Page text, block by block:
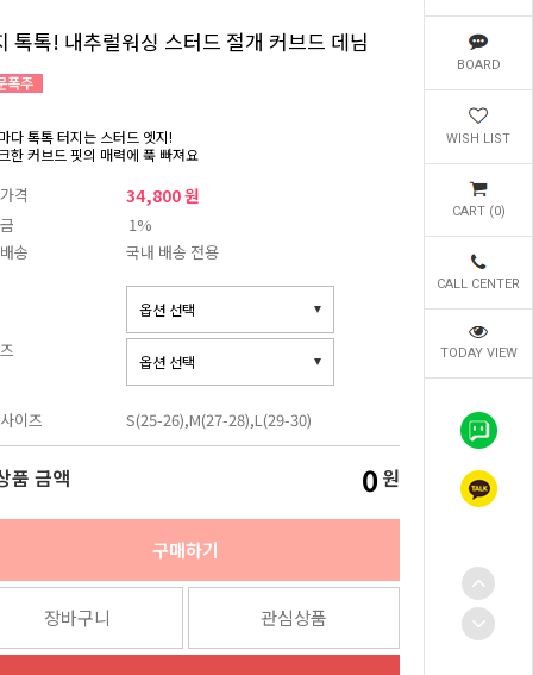
BOARD
WISH LIST
CART (0)
CALL CENTER
TODAY VIEW
톡톡! 내추럴워싱 스터드 절개 커브드 데님
다 톡톡 터지는 스터드 엣지!
한 커브드 핏의 매력에 푹 빠져요
격 34,800 원
1%
송
국내 배송 전용
이즈 S(25-26),M(27-28),L(29-30)
품 금액 0 원
구매하기
장바구니 관심상품